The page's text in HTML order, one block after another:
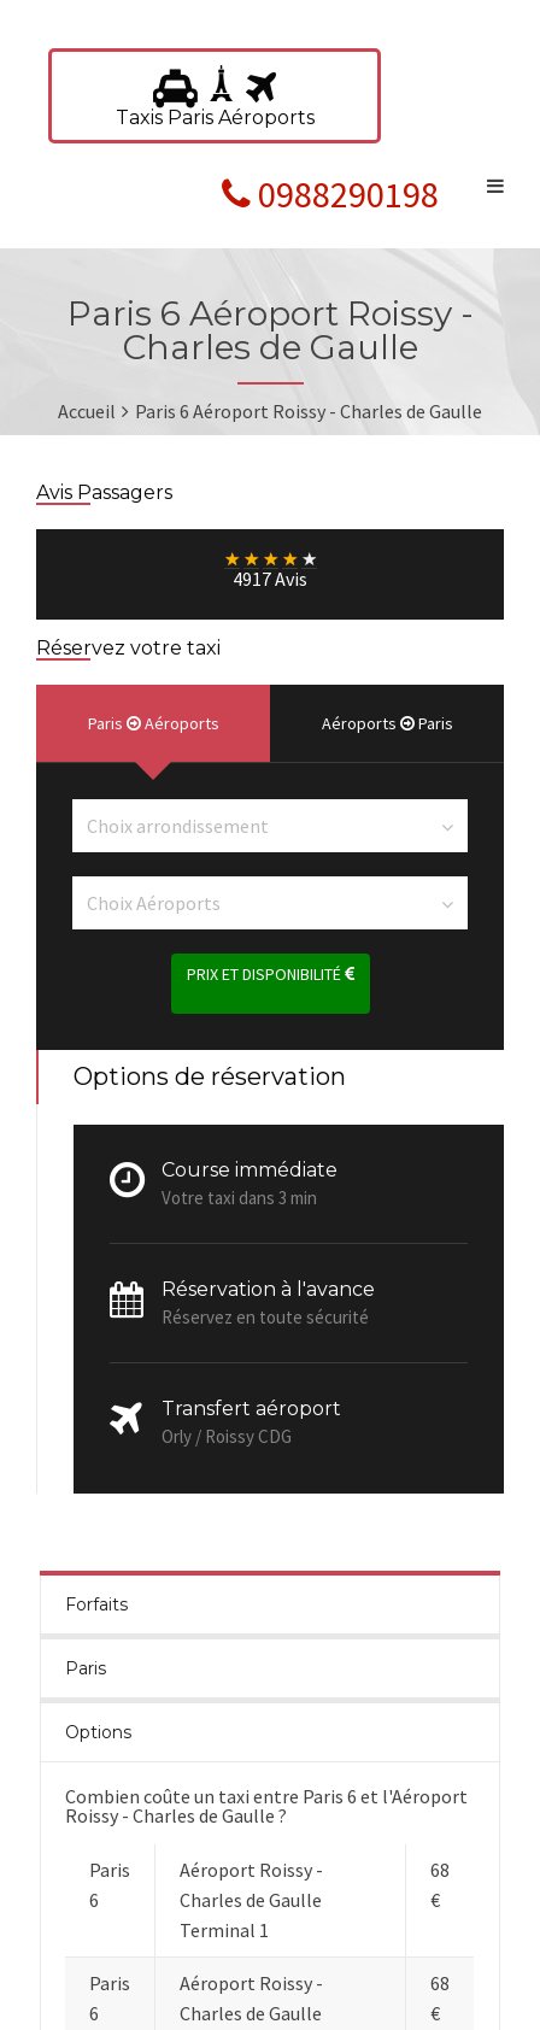
Taxis Paris Aéroports
0988290198
Paris 6 Aéroport Roissy -
Charles de Gaulle
Accueil Paris 6 Aéroport Roissy - Charles de Gaulle
Avis Passagers
★ ★ ★ ★ ★
4917 Avis
Réservez votre taxi
Paris Aéroports Aéroports Paris
PRIX ET DISPONIBILITÉ
Options de réservation
Course immédiate
Votre taxi dans 3 min
Réservation à l'avance
Réservez en toute sécurité
Transfert aéroport
Orly / Roissy CDG
Forfaits
Paris
Options
Combien coûte un taxi entre Paris 6 et l'Aéroport
Roissy - Charles de Gaulle ?
Paris
6
Aéroport Roissy -
Charles de Gaulle
Terminal 1
68
€
Paris
6
Aéroport Roissy -
Charles de Gaulle
68
€